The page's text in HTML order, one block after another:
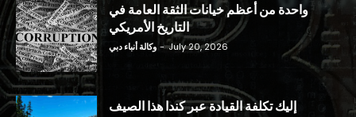
واحدة من أعظم خيانات الثقة العامة في
التاريخ الأمريكي
وكالة أنباء دبي - July 20, 2026
إليك تكلفة القيادة عبر كندا هذا الصيف